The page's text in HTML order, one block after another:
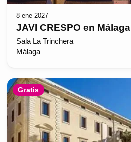
8 ene 2027
JAVI CRESPO en Málaga
Sala La Trinchera
Málaga
Gratis